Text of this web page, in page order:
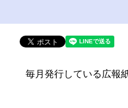
毎月発行している広報